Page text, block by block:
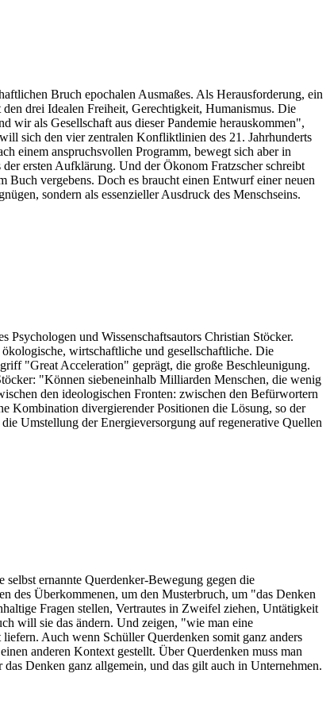
Bruch epochalen Ausmaßes. Als Herausforderung, ein
drei Idealen Freiheit, Gerechtigkeit, Humanismus. Die
wir als Gesellschaft aus dieser Pandemie herauskommen",
sich den vier zentralen Konfliktlinien des 21. Jahrhunderts
einem anspruchsvollen Programm, bewegt sich aber in
ersten Aufklärung. Und der Ökonom Fratzscher schreibt
vergebens. Doch es braucht einen Entwurf einer neuen
sondern als essenzieller Ausdruck des Menschseins.
und Wissenschaftsautors Christian Stöcker.
wirtschaftliche und gesellschaftliche. Die
"Great Acceleration" geprägt, die große Beschleunigung.
"Können siebeneinhalb Milliarden Menschen, die wenig
den ideologischen Fronten: zwischen den Befürwortern
Kombination divergierender Positionen die Lösung, so der
Umstellung der Energieversorgung auf regenerative Quellen
ernannte Querdenker-Bewegung gegen die
des Überkommenen, um den Musterbruch, um "das Denken
Fragen stellen, Vertrautes in Zweifel ziehen, Untätigkeit
will sie das ändern. Und zeigen, "wie man eine
Auch wenn Schüller Querdenken somit ganz anders
anderen Kontext gestellt. Über Querdenken muss man
Denken ganz allgemein, und das gilt auch in Unternehmen.